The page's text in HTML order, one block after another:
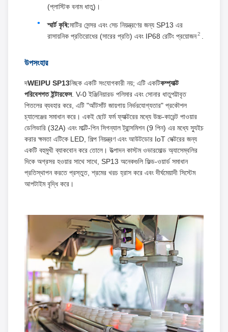
(প্লাস্টিক বনাম ধাতু)।
স্মার্ট কৃষি:মাটির সেন্সর এবং সেচ নিয়ন্ত্রণের জন্য SP13 এর
রাসায়নিক প্রতিরোধের (সারের প্রতি) এবং IP68 রেটিং প্রয়োজন2
উপসংহার
দWEIPU SP13নিছক একটি সংযোগকারী নয়; এটি একটিকম্প্যাক্ট
পরিবেশগত ইন্টারফেস. V-0 ইঞ্জিনিয়ারড পলিমার এবং সোনার ধাতুপট্টাবৃত
পিতলের ব্যবহার করে, এটি "আঁটসাঁট জায়গায় নির্ভরযোগ্যতার" প্রকৌশল
চ্যালেঞ্জের সমাধান করে। একই ছোট ফর্ম ফ্যাক্টরের মধ্যে উচ্চ-কারেন্ট পাওয়ার
ডেলিভারি (32A) এবং মাল্টি-পিন সিগন্যাল ট্রান্সমিশন (9 পিন) এর মধ্যে স্যুইচ
করার ক্ষমতা এটিকে LED, শিল্প নিয়ন্ত্রণ এবং আউটডোর IoT সেক্টরের জন্য
একটি বহুমুখী ব্যাকবোন করে তোলে। উত্পাদন কাস্টম ওভারমোল্ড অ্যাসেম্বলির
দিকে অগ্রসর হওয়ার সাথে সাথে, SP13 অনেকগুলি ফিল্ড-ওয়ার্ড সমাধান
প্রতিস্থাপন করতে প্রস্তুত, শ্রমের খরচ হ্রাস করে এবং দীর্ঘমেয়াদী সিস্টেম
আপটাইম বৃদ্ধি করে।